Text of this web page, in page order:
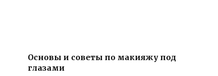
Основы и советы по макияжу под
глазами